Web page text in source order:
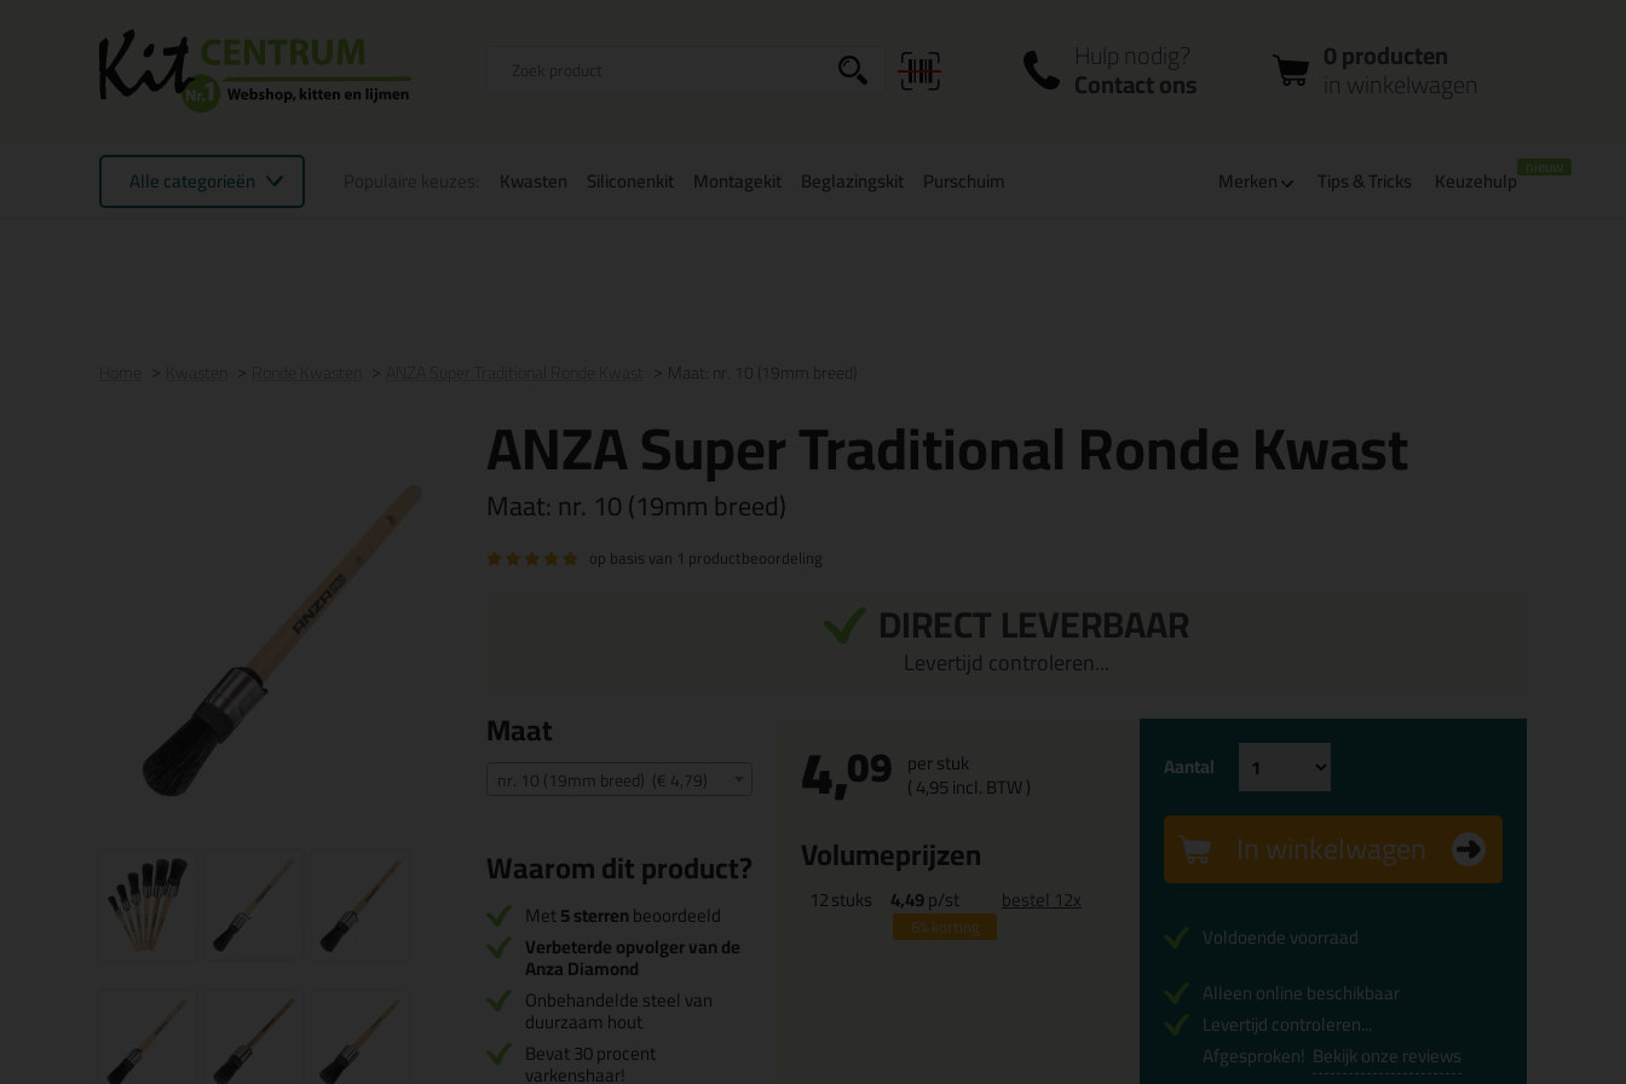
in winkelwagen
account
Hulp nodig?
Contact ons
0 producten
in winkelwagen
Alle categorieën Kwasten Siliconenkit Montagekit Beglazingskit Purschuim Merken Tips & Tricks Keuzehulp
Maat: nr. 10 (19mm breed)
ANZA Super Traditional Ronde Kwast
Maat: nr. 10 (19mm breed)
op basis van 1 productbeoordeling
DIRECT LEVERBAAR
Levertijd controleren...
Maat
nr. 10 (19mm breed) (€ 4,79)
Waarom dit product?
Met5 sterrenbeoordeeld
Verbeterde opvolger van de
Anza Diamond
Onbehandelde steel van
duurzaam hout
Bevat 30 procent
varkenshaar!
4,09 per stuk
(4,95incl. BTW )
Volumeprijzen
12stuks 4,49p/st
6%korting
bestel 12x
Aantal
In winkelwagen
Voldoende voorraad
Alleen online beschikbaar
Levertijd controleren...
Afgesproken! Bekijk onze reviews